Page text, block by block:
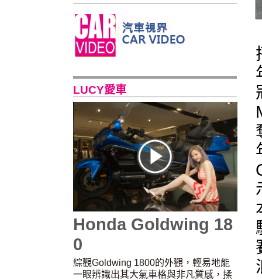
LUCY愛車
Honda Goldwing 18
0
綜觀Goldwing 1800的外觀，輕易地能
一眼辨識出其大氣車格與非凡質感，揉